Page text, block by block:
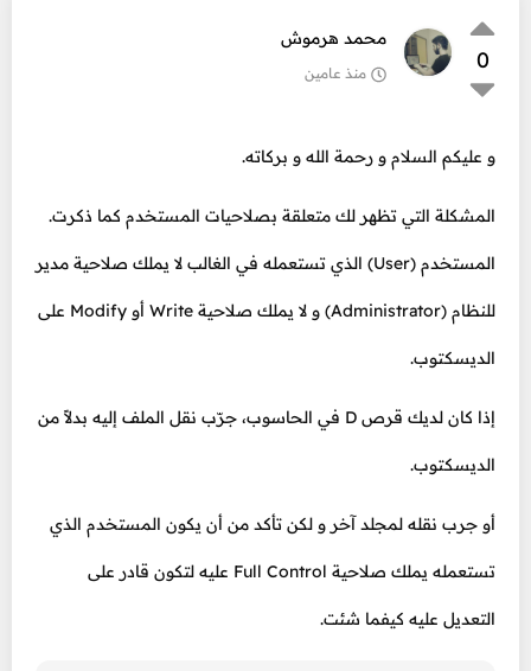
0
محمد هرموش
منذ عامين
و عليكم السلام و رحمة الله و بركاته.
المشكلة التي تظهر لك متعلقة بصلاحيات المستخدم كما ذكرت.
المستخدم (User) الذي تستعمله في الغالب لا يملك صلاحية مدير
للنظام (Administrator) و لا يملك صلاحية Write أو Modify على
الديسكتوب.
إذا كان لديك قرص D في الحاسوب، جرّب نقل الملف إليه بدلاً من
الديسكتوب.
أو جرب نقله لمجلد آخر و لكن تأكد من أن يكون المستخدم الذي
تستعمله يملك صلاحية Full Control عليه لتكون قادر على
التعديل عليه كيفما شئت.